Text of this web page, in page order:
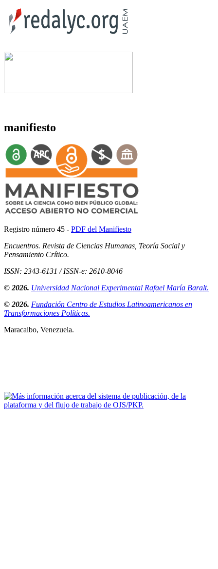
manifiesto
Registro número 45 - PDF del Manifiesto
Encuentros. Revista de Ciencias Humanas, Teoría Social y
Pensamiento Crítico.
ISSN: 2343-6131 / ISSN-e: 2610-8046
© 2026. Universidad Nacional Experimental Rafael María Baralt.
© 2026. Fundación Centro de Estudios Latinoamericanos en
Transformaciones Políticas.
Maracaibo, Venezuela.